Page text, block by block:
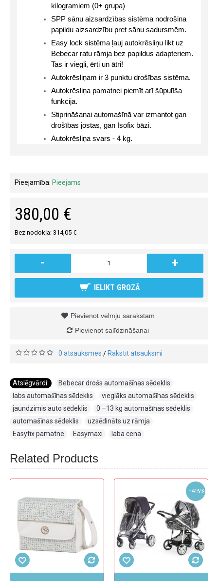
kilogramiem (0+ grupa)
SPP sānu aizsardzības sistēma nodrošina
papildu aizsardzību pret sānu sadursmēm.
Easy lock sistēma ļauj autokrēsliņu likt uz
Bebecar ratu rāmja bez papildus adapteriem.
Tas ir viegli, ērti un ātri!
Autokrēsliņam ir 3 punktu drošības sistēma.
Autokrēsliņa pamatnei piemīt arī šūpulīša
funkcija.
Stiprināšanai automašīnā var izmantot gan
drošības jostas, gan Isofix bāzi.
Autokrēsliņa svars - 4 kg.
Pieejamība: Pieejams
380,00 €
Bez nodokļa: 314,05 €
- +
IELIKT GROZĀ
Pievienot vēlmju sarakstam
Pievienot salīdzināšanai
0 atsauksmes / Rakstīt atsauksmi
Atslēgvārdi: Bebecar drošs automašīnas sēdeklis
labs automašīnas sēdeklis
vieglāks automašīnas sēdeklis
jaundzimis auto sēdeklis
0 –13 kg automašīnas sēdeklis
automašīnas sēdeklis
uzsēdināts uz rāmja
Easyfix pamatne
Easymaxi laba cena
Related Products
-43%